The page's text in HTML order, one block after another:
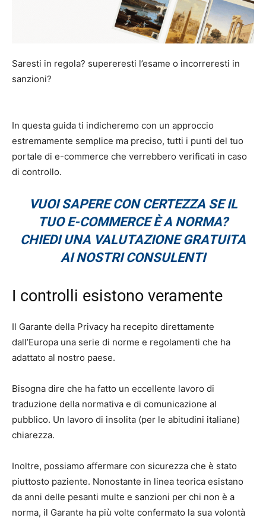
Saresti in regola? supereresti l’esame o incorreresti in
sanzioni?
In questa guida ti indicheremo con un approccio
estremamente semplice ma preciso, tutti i punti del tuo
portale di e-commerce che verrebbero verificati in caso
di controllo.
VUOI SAPERE CON CERTEZZA SE IL
TUO E-COMMERCE È A NORMA?
CHIEDI UNA VALUTAZIONE GRATUITA
AI NOSTRI CONSULENTI
I controlli esistono veramente
Il Garante della Privacy ha recepito direttamente
dall’Europa una serie di norme e regolamenti che ha
adattato al nostro paese.
Bisogna dire che ha fatto un eccellente lavoro di
traduzione della normativa e di comunicazione al
pubblico. Un lavoro di insolita (per le abitudini italiane)
chiarezza.
Inoltre, possiamo affermare con sicurezza che è stato
piuttosto paziente. Nonostante in linea teorica esistano
da anni delle pesanti multe e sanzioni per chi non è a
norma, il Garante ha più volte confermato la sua volontà